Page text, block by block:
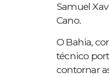
Samuel
Cano.
O Bahia,
técnico
contornar